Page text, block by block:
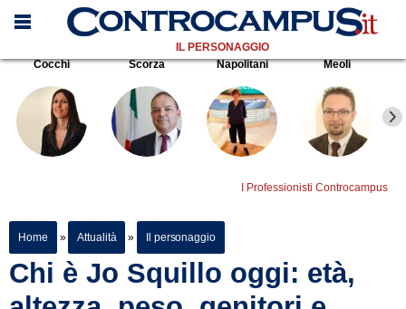
IL PERSONAGGIO
Cocchi
Scorza Napolitani Meoli
I Professionisti Controcampus
Home » Attualità » Il personaggio
Chi è Jo Squillo oggi: età,